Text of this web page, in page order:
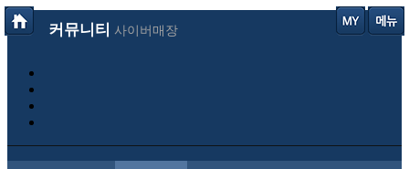
커뮤니티 사이버매장